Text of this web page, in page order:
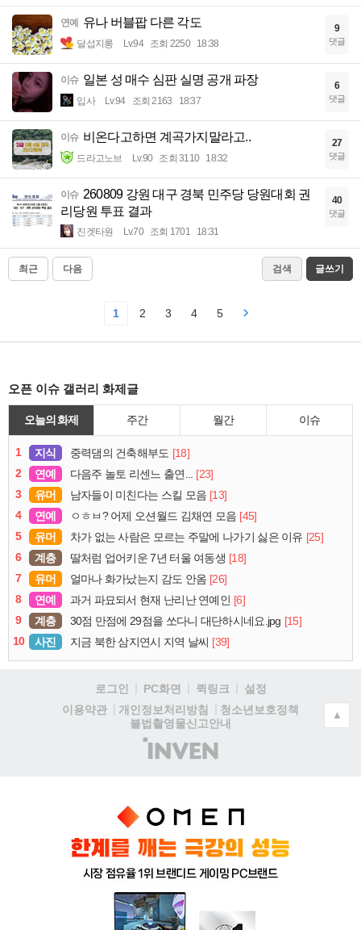
연예 유나 버블팝 다른 각도
달섭지롱 Lv.94 조회 2250 18:38
9
댓글
이슈 일본 성 매수 심판 실명 공개 파장
입사 Lv.94 조회 2163 18:37
6
댓글
이슈 비온다고하면 계곡가지말라고..
드라고노브 Lv.90 조회 3110 18:32
27
댓글
이슈 260809 강원 대구 경북 민주당 당원대회 권
리당원 투표 결과
진겟타원 Lv.70 조회 1701 18:31
40
댓글
최근 다음 검색 글쓰기
1 2 3 4 5
오픈 이슈 갤러리 화제글
오늘의 화제 주간 월간 이슈
1 지식 중력댐의 건축해부도 [18]
2
연예 다음주 놀토 리센느 출연... [23]
3
유머 남자들이 미친다는 스킬 모음 [13]
4
연예 ㅇㅎㅂ? 어제 오션월드 김채연 모음 [45]
5
유머 차가 없는 사람은 모르는 주말에 나가기 싫은 이유 [25]
6
계층 딸처럼 업어키운 7년 터울 여동생 [18]
7
유머 얼마나 화가났는지 감도 안옴 [26]
8
연예 과거 파묘되서 현재 난리난 연예인 [6]
9
계층 30점 만점에 29점을 쏘다니 대단하시네요.jpg [15]
10
사진 지금 북한 삼지연시 지역 날씨 [39]
로그인 PC화면 퀵링크
설정
이용약관
개인정보처리방침
청소년보호정책
불법촬영물신고안내
(주)
인
▲